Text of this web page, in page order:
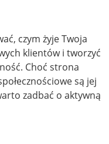
czym żyje Twoja
klientów i tworzyć
Choć strona
są jej
zadbać o aktywną